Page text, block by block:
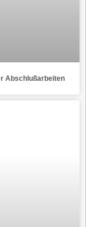
Abschlußarbeiten